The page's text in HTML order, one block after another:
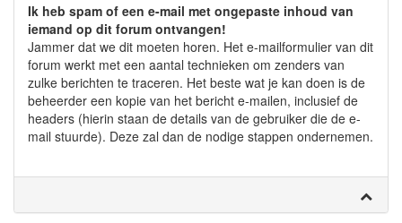
Ik heb spam of een e-mail met ongepaste inhoud van
iemand op dit forum ontvangen!
Jammer dat we dit moeten horen. Het e-mailformulier van dit
forum werkt met een aantal technieken om zenders van
zulke berichten te traceren. Het beste wat je kan doen is de
beheerder een kopie van het bericht e-mailen, inclusief de
headers (hierin staan de details van de gebruiker die de e-
mail stuurde). Deze zal dan de nodige stappen ondernemen.